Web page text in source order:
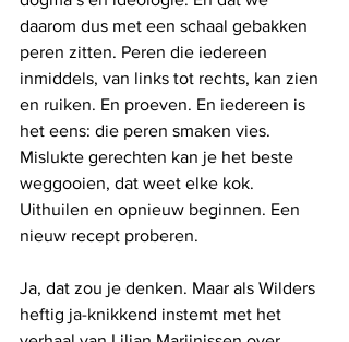
daarom dus met een schaal gebakken
peren zitten. Peren die iedereen
inmiddels, van links tot rechts, kan zien
en ruiken. En proeven. En iedereen is
het eens: die peren smaken vies.
Mislukte gerechten kan je het beste
weggooien, dat weet elke kok.
Uithuilen en opnieuw beginnen. Een
nieuw recept proberen.
Ja, dat zou je denken. Maar als Wilders
heftig ja-knikkend instemt met het